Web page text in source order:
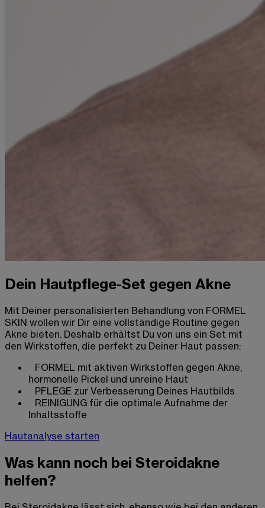
Dein Hautpflege-Set gegen Akne
Mit Deiner personalisierten Behandlung von FORMEL
SKIN wollen wir Dir eine vollständige Routine gegen
Akne bieten. Deshalb erhältst Du von uns ein Set mit
den Wirkstoffen, die perfekt zu Deiner Haut passen:
FORMEL mit aktiven Wirkstoffen gegen Akne,
hormonelle Pickel und unreine Haut
PFLEGE zur Verbesserung Deines Hautbilds
REINIGUNG für die optimale Aufnahme der
Inhaltsstoffe
Hautanalyse starten
Was kann noch bei Steroidakne
helfen?